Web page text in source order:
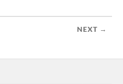
NEXT →